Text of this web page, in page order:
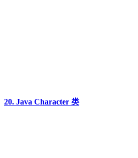
20. Java Character 类